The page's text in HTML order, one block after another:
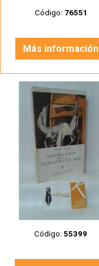
Código: 76551
Más información
Código: 55399